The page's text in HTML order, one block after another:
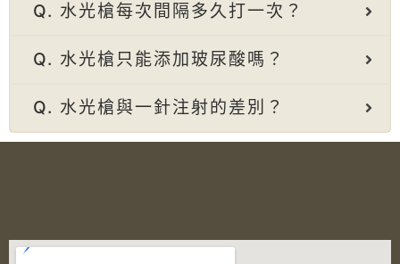
Q. 水光槍每次間隔多久打一次？
Q. 水光槍只能添加玻尿酸嗎？
Q. 水光槍與一針注射的差別？